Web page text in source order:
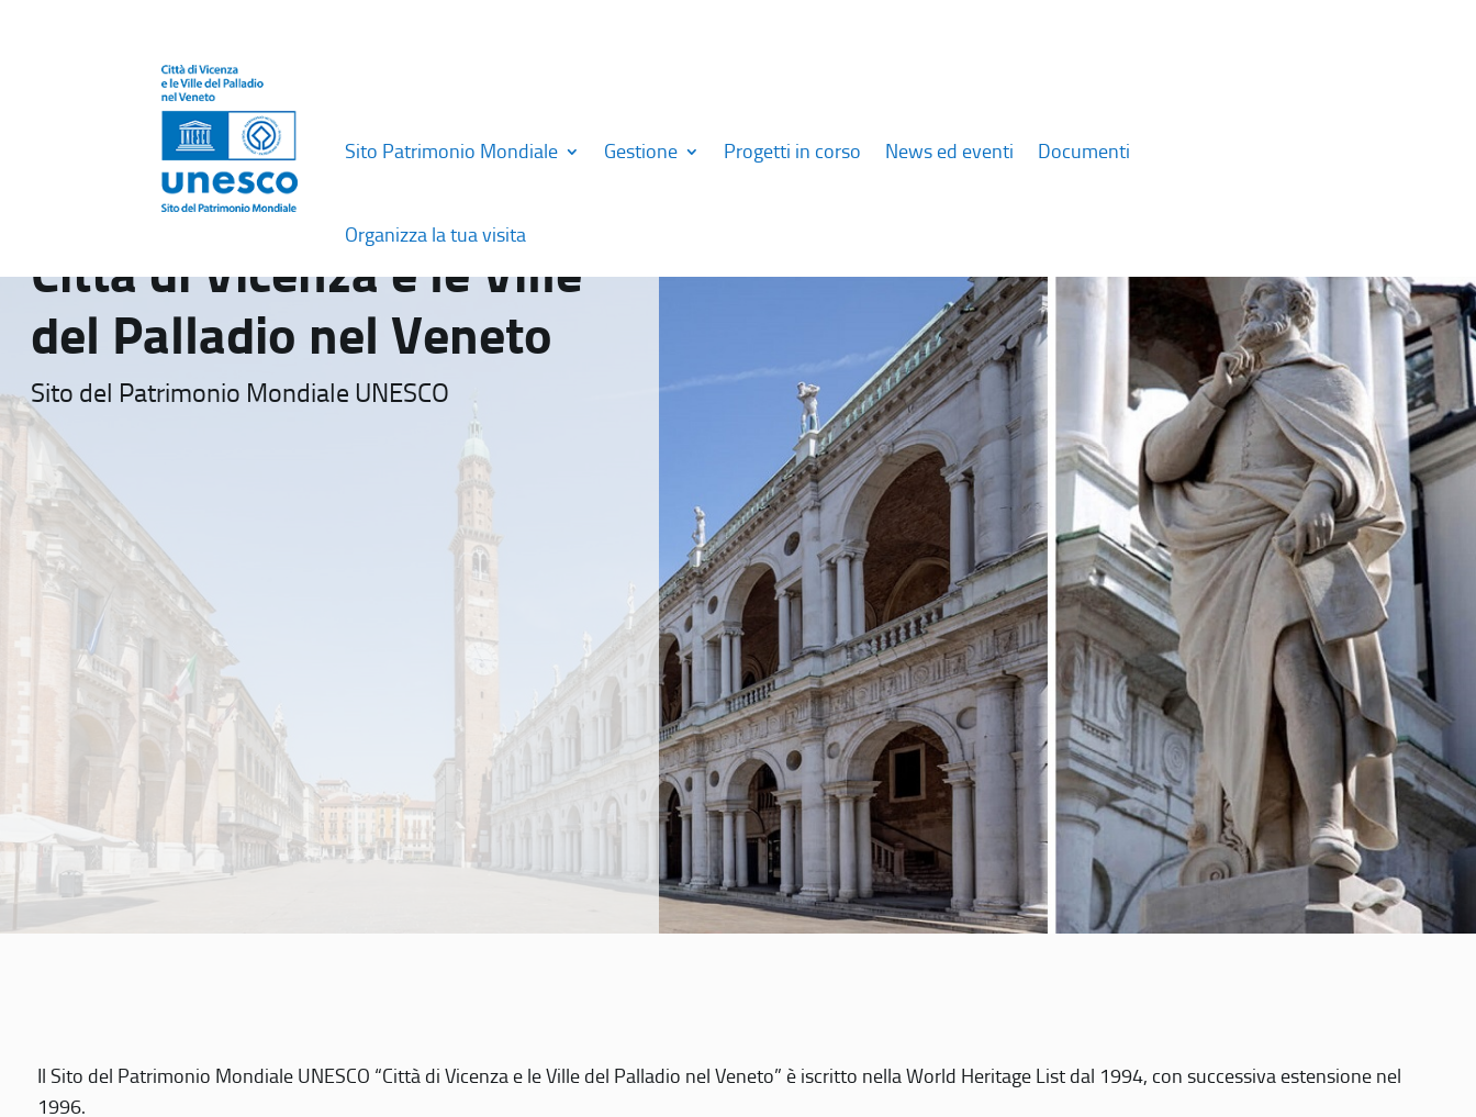
Sito Patrimonio Mondiale Gestione Progetti in corso News ed eventi Documenti
Organizza la tua visita
Città di Vicenza e le Ville
del Palladio nel Veneto
Sito del Patrimonio Mondiale UNESCO
Il Sito del Patrimonio Mondiale UNESCO “Città di Vicenza e le Ville del Palladio nel Veneto” è iscritto nella World Heritage List dal 1994, con successiva estensione nel
1996.